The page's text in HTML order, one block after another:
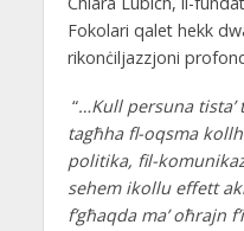
Fokolari qalet hekk
rikonċiljazzjoni
“…Kull persuna
tagħha fl-oqsma
politika, fil-
sehem ikollu effett
f’għaqda ma’ oħrajn